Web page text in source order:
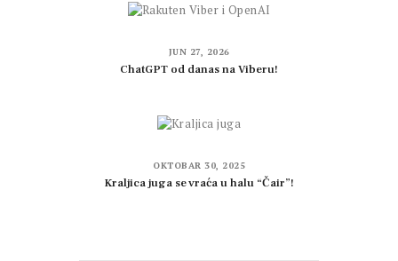
JUN 27, 2026
ChatGPT od danas na Viberu!
OKTOBAR 30, 2025
Kraljica juga se vraća u halu “Čair”!